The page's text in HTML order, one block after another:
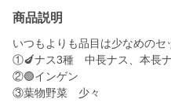
商品説明
いつもよりも品目は少なめのセ
①🍆ナス3種 中長ナス、本長
②🟢インゲン
③葉物野菜 少々